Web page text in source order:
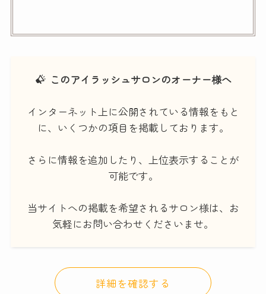
このアイラッシュサロンのオーナー様へ
インターネット上に公開されている情報をもと
に、いくつかの項目を掲載しております。
さらに情報を追加したり、上位表示することが
可能です。
当サイトへの掲載を希望されるサロン様は、お
気軽にお問い合わせくださいませ。
詳細を確認する